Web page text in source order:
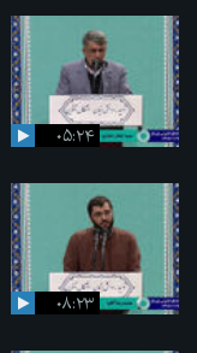
۰۵:۲۴
۰۸:۲۳